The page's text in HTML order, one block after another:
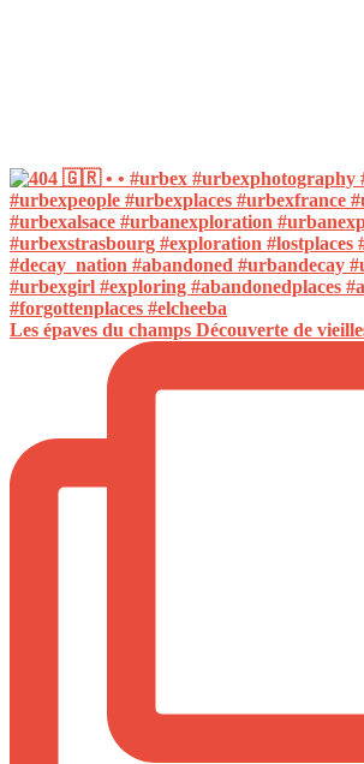
Les épaves du champs Découverte de